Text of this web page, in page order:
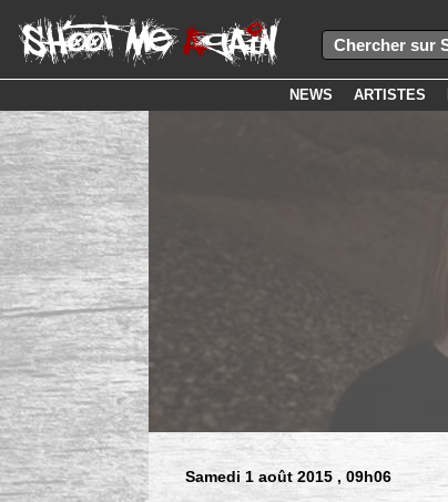
NEWS ARTISTES
Samedi 1 août 2015 , 09h06